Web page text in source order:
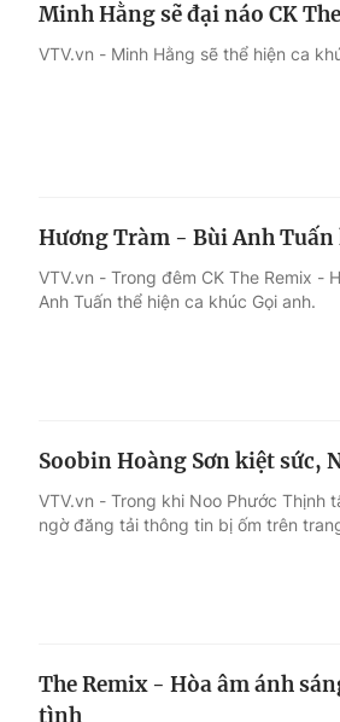
Minh Hằng sẽ đại náo CK
VTV.vn - Minh Hằng sẽ thể hiện ca
Hương Tràm - Bùi Anh
VTV.vn - Trong đêm CK The Remix -
Anh Tuấn thể hiện ca khúc Gọi anh.
Soobin Hoàng Sơn kiệt sức,
VTV.vn - Trong khi Noo Phước Thịnh
ngờ đăng tải thông tin bị ốm trên
The Remix - Hòa âm ánh
tình